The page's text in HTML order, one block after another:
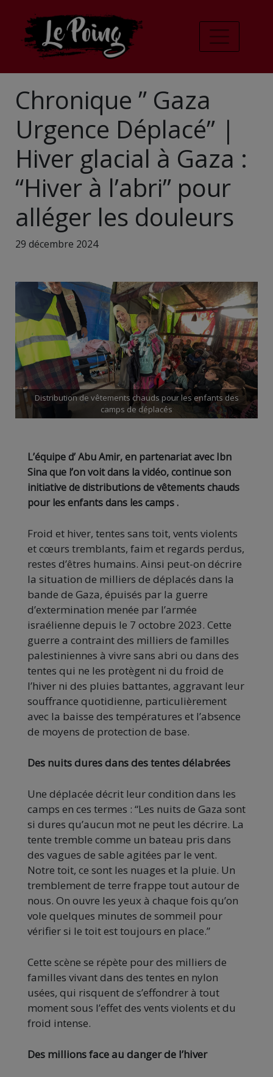
Chronique ” Gaza
Urgence Déplacé” |
Hiver glacial à Gaza :
“Hiver à l’abri” pour
alléger les douleurs
29 décembre 2024
Distribution de vêtements chauds pour les enfants des
camps de déplacés
L’équipe d’ Abu Amir, en partenariat avec Ibn
Sina que l’on voit dans la vidéo, continue son
initiative de distributions de vêtements chauds
pour les enfants dans les camps .
Froid et hiver, tentes sans toit, vents violents
et cœurs tremblants, faim et regards perdus,
restes d’êtres humains. Ainsi peut-on décrire
la situation de milliers de déplacés dans la
bande de Gaza, épuisés par la guerre
d’extermination menée par l’armée
israélienne depuis le 7 octobre 2023. Cette
guerre a contraint des milliers de familles
palestiniennes à vivre sans abri ou dans des
tentes qui ne les protègent ni du froid de
l’hiver ni des pluies battantes, aggravant leur
souffrance quotidienne, particulièrement
avec la baisse des températures et l’absence
de moyens de protection de base.
Des nuits dures dans des tentes délabrées
Une déplacée décrit leur condition dans les
camps en ces termes : “Les nuits de Gaza sont
si dures qu’aucun mot ne peut les décrire. La
tente tremble comme un bateau pris dans
des vagues de sable agitées par le vent.
Notre toit, ce sont les nuages et la pluie. Un
tremblement de terre frappe tout autour de
nous. On ouvre les yeux à chaque fois qu’on
vole quelques minutes de sommeil pour
vérifier si le toit est toujours en place.”
Cette scène se répète pour des milliers de
familles vivant dans des tentes en nylon
usées, qui risquent de s’effondrer à tout
moment sous l’effet des vents violents et du
froid intense.
Des millions face au danger de l’hiver